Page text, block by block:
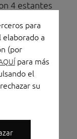
4 estantes
para
a
(por
para más
el
su